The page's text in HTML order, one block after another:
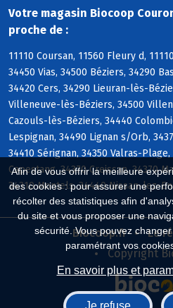
Afin de vous offrir la meilleure
des cookies : pour assurer une
récolter des statistiques afin
du site et vous proposer une
sécurité. Vous pouvez
paramétrant vos
En savoir plus et
Je refuse
Votre magasin Biocoop
proche de :
11110 Coursan, 11560 Fleury d,
34450 Vias, 34500 Béziers, 34290
34420 Cers, 34290 Lieuran-lès-
Villeneuve-lès-Béziers, 34500
Cazouls-lès-Béziers, 34440
Lespignan, 34490 Lignan s/Orb,
34410 Sérignan, 34350 Valras-
Capestang, 34370 Creissan, 34370
34310 Montels, 34440 Nissan-lez-
Biocoop.fr
Le
Copyright